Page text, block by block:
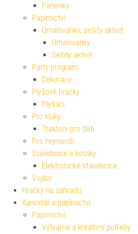
Panenky
Papírnictví
Omalovánky, sešity aktivit
Omalovánky
Sešity aktivit
Party program
Dekorace
Plyšové hračky
Plyšáci
Pro kluky
Traktory pro děti
Pro nejmenší
Stavebnice a kostky
Elektronické stavebnice
Vojáci
Hračky na zahradu
Kancelář a papírnictví
Papírnictví
Výtvarné a kreativní potřeby